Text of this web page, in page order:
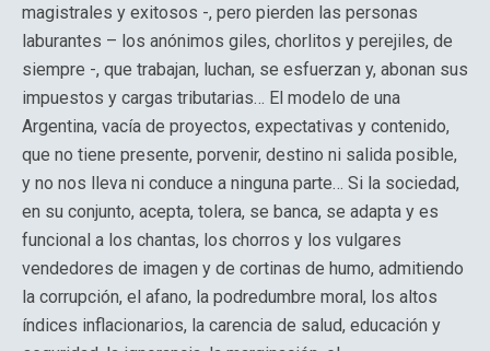
magistrales y exitosos -, pero pierden las personas
laburantes – los anónimos giles, chorlitos y perejiles, de
siempre -, que trabajan, luchan, se esfuerzan y, abonan sus
impuestos y cargas tributarias… El modelo de una
Argentina, vacía de proyectos, expectativas y contenido,
que no tiene presente, porvenir, destino ni salida posible,
y no nos lleva ni conduce a ninguna parte… Si la sociedad,
en su conjunto, acepta, tolera, se banca, se adapta y es
funcional a los chantas, los chorros y los vulgares
vendedores de imagen y de cortinas de humo, admitiendo
la corrupción, el afano, la podredumbre moral, los altos
índices inflacionarios, la carencia de salud, educación y